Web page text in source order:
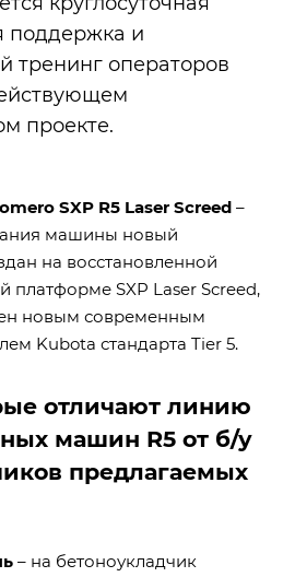
поддержка и
тренинг операторов
проекте.
SXP R5 Laser Screed –
машины новый
на восстановленной
платформе SXP Laser Screed,
новым современным
Kubota стандарта Tier 5.
отличают линию
машин R5 от б/у
предлагаемых
– на бетоноукладчик